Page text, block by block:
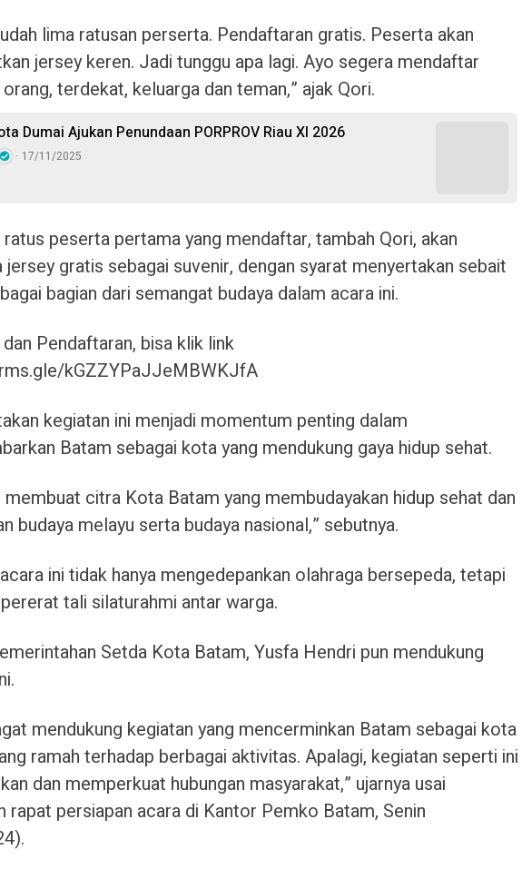
lima ratusan perserta. Pendaftaran gratis. Peserta akan
jersey keren. Jadi tunggu apa lagi. Ayo segera mendaftar
terdekat, keluarga dan teman,” ajak Qori.
Dumai Ajukan Penundaan PORPROV Riau XI 2026
17/11/2025
ratus peserta pertama yang mendaftar, tambah Qori, akan
jersey gratis sebagai suvenir, dengan syarat menyertakan sebait
bagian dari semangat budaya dalam acara ini.
Pendaftaran, bisa klik link
kGZZYPaJJeMBWKJfA
kegiatan ini menjadi momentum penting dalam
Batam sebagai kota yang mendukung gaya hidup sehat.
membuat citra Kota Batam yang membudayakan hidup sehat dan
budaya melayu serta budaya nasional,” sebutnya.
ini tidak hanya mengedepankan olahraga bersepeda, tetapi
tali silaturahmi antar warga.
Setda Kota Batam, Yusfa Hendri pun mendukung
mendukung kegiatan yang mencerminkan Batam sebagai kota
ramah terhadap berbagai aktivitas. Apalagi, kegiatan seperti ini
dan memperkuat hubungan masyarakat,” ujarnya usai
rapat persiapan acara di Kantor Pemko Batam, Senin